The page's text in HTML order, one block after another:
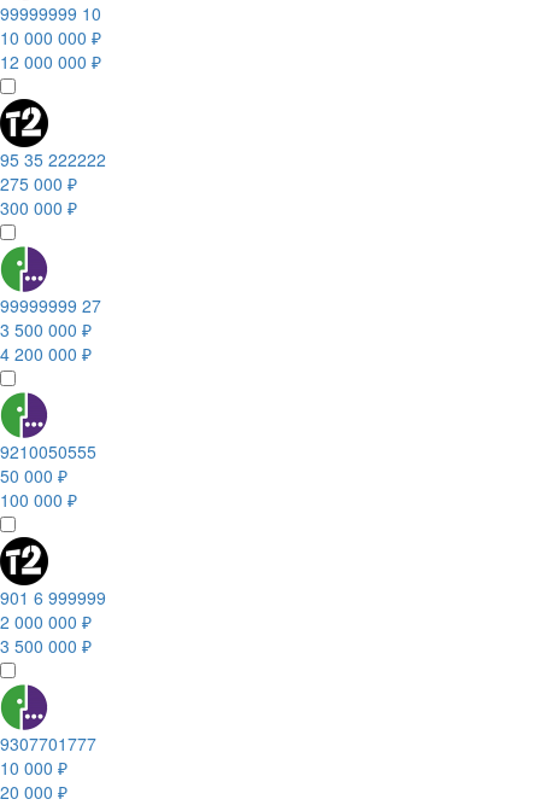
99999999 10
10 000 000 ₽
12 000 000 ₽
95 35 222222
275 000 ₽
300 000 ₽
99999999 27
3 500 000 ₽
4 200 000 ₽
9210050555
50 000 ₽
100 000 ₽
901 6 999999
2 000 000 ₽
3 500 000 ₽
9307701777
10 000 ₽
20 000 ₽